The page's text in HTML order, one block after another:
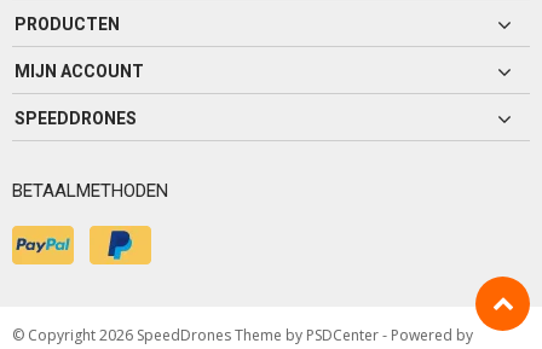
PRODUCTEN
MIJN ACCOUNT
SPEEDDRONES
BETAALMETHODEN
© Copyright 2026 SpeedDrones Theme by PSDCenter- Powered by